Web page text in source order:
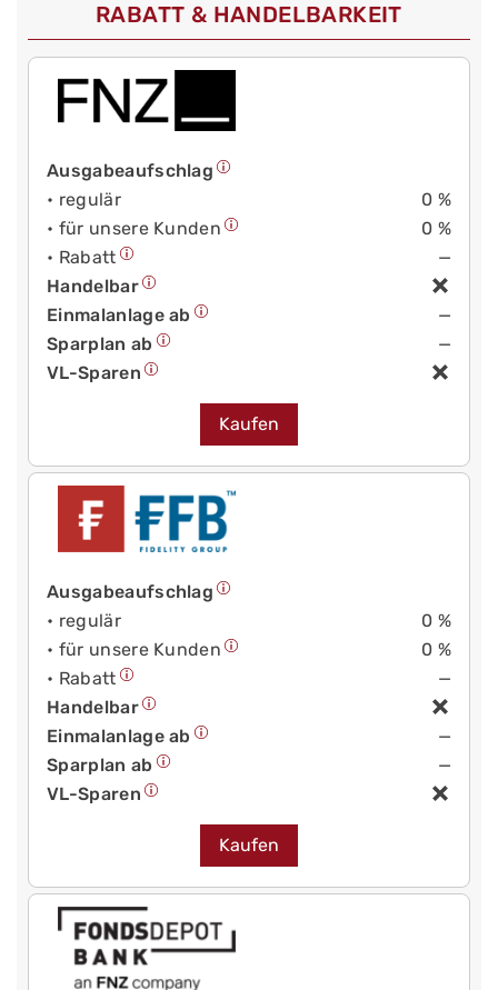
RABATT & HANDELBARKEIT
Ausgabeaufschlag
• regulär
0 %
• für unsere Kunden
0 %
• Rabatt
—
Handelbar
Einmalanlage ab
—
Sparplan ab
—
VL-Sparen
Kaufen
Ausgabeaufschlag
• regulär
0 %
• für unsere Kunden
0 %
• Rabatt
—
Handelbar
Einmalanlage ab
—
Sparplan ab
—
VL-Sparen
Kaufen